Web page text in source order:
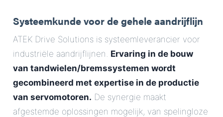
Systeemkunde voor de gehele aandrijflijn
ATEK Drive Solutions is systeemleverancier voor
industriële aandrijflijnen. Ervaring in de bouw
van tandwielen/bremssystemen wordt
gecombineerd met expertise in de productie
van servomotoren. De synergie maakt
afgestemde oplossingen mogelijk, van spelingloze